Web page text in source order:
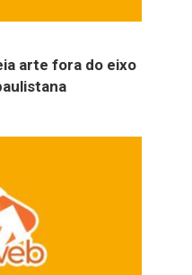
arte fora do eixo